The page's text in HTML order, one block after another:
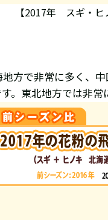
【2017年 スギ・ヒ
方で非常に多く、
。東北地方では非常